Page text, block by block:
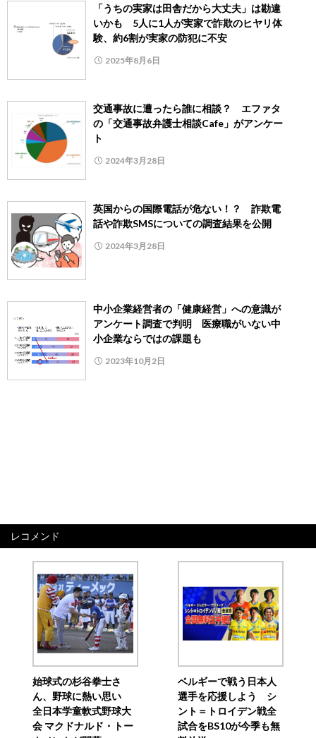
「うちの実家は田舎だから大丈夫」は勘違
いかも 5人に1人が実家で詐欺のヒヤリ体
験、約6割が実家の防犯に不安
2025年8月6日
交通事故に遭ったら誰に相談？ エファタ
の「交通事故弁護士相談Cafe」がアンケー
ト
2024年3月28日
英国からの国際電話が危ない！？ 詐欺電
話や詐欺SMSについての調査結果を公開
2024年3月28日
中小企業経営者の「健康経営」への意識が
アンケート調査で判明 医療職がいない中
小企業ならではの課題も
2023年10月2日
レコメンド
始球式の杉谷拳士さ
ん、野球に熱い思い
全日本学童軟式野球大
会 マクドナルド・トー
ベルギーで戦う日本人
選手を応援しよう シ
ント＝トロイデン戦全
試合をBS10が今季も無